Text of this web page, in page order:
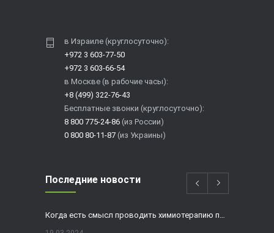
в Израиле (круглосуточно):
+972 3 603-77-50
+972 3 603-66-54
в Москве (в рабочие часы):
+8 (499) 322-76-43
Бесплатные звонки (круглосуточно):
8 800 775-24-86 (из России)
0 800 80-11-87 (из Украины)
Последние новости